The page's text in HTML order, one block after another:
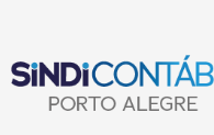
conteúdo